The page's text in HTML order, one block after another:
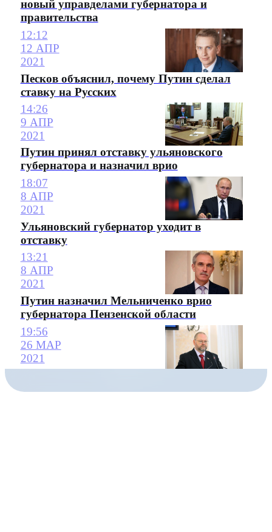
новый управделами губернатора и
правительства
12:12
12 АПР
2021
Песков объяснил, почему Путин сделал
ставку на Русских
14:26
9 АПР
2021
Путин принял отставку ульяновского
губернатора и назначил врио
18:07
8 АПР
2021
Ульяновский губернатор уходит в
отставку
13:21
8 АПР
2021
Путин назначил Мельниченко врио
губернатора Пензенской области
19:56
26 МАР
2021